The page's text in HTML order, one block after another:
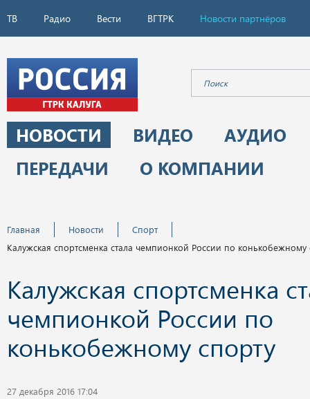
ТВ Радио Вести ВГТРК Новости партнёров
НОВОСТИ ВИДЕО
АУДИО
ПЕРЕДАЧИ
О КОМПАНИИ
Главная Новости
Спорт
Калужская спортсменка стала чемпионкой России по конькобежному
Калужская спортсменка
чемпионкой России по
конькобежному спорту
27 декабря 2016 17:04